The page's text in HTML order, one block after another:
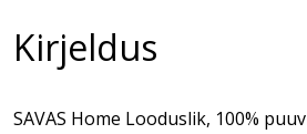
Kirjeldus
SAVAS Home Looduslik, 100%